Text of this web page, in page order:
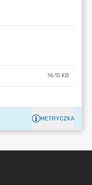
16.15 KB
METRYCZKA